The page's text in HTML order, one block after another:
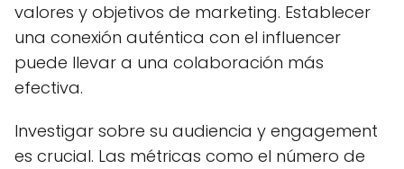
valores y objetivos de marketing. Establecer
una conexión auténtica con el influencer
puede llevar a una colaboración más
efectiva.
Investigar sobre su audiencia y engagement
es crucial. Las métricas como el número de